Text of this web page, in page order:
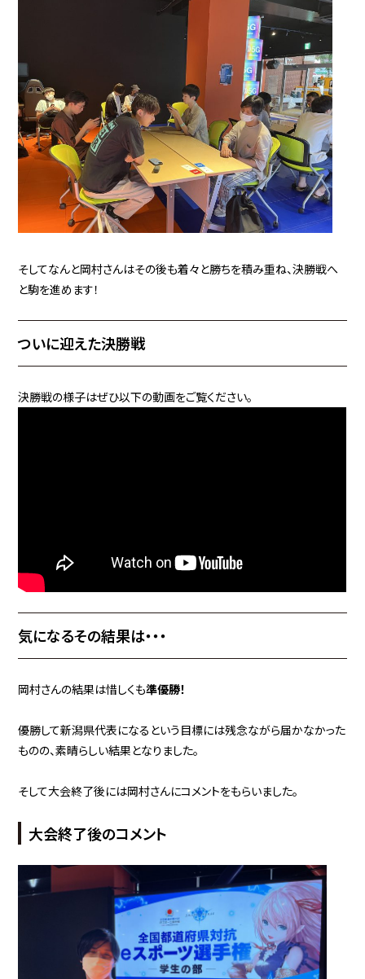
そしてなんと岡村さんはその後も着々と勝ちを積み重ね、決勝戦へ
と駒を進めます！
ついに迎えた決勝戦
決勝戦の様子はぜひ以下の動画をご覧ください。
気になるその結果は・・・
岡村さんの結果は惜しくも準優勝！
優勝して新潟県代表になるという目標には残念ながら届かなかった
ものの、素晴らしい結果となりました。
そして大会終了後には岡村さんにコメントをもらいました。
大会終了後のコメント